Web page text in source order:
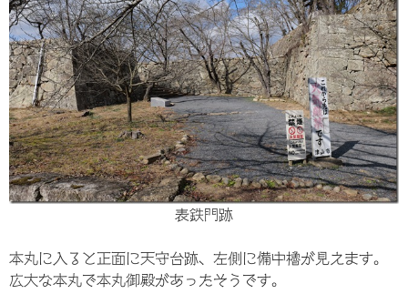
表鉄門跡
本丸に入ると正面に天守台跡、左側に備中櫓が見えます。
広大な本丸で本丸御殿があったそうです。